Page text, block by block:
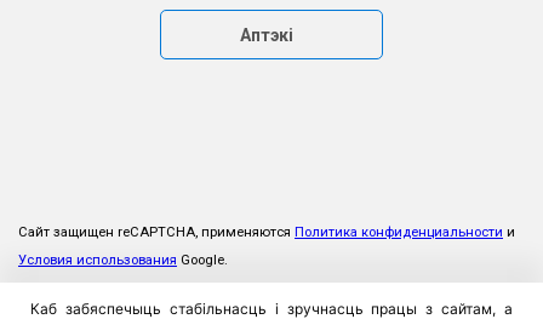
Аптэкі
Сайт защищен reCAPTCHA, применяются Политика конфиденциальности и
Условия использования Google.
Каб забяспечыць стабільнасць і зручнасць працы з сайтам, а